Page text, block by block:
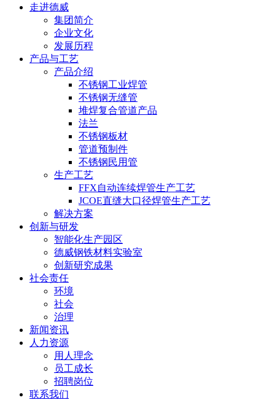
走进德威
集团简介
企业文化
发展历程
产品与工艺
产品介绍
不锈钢工业焊管
不锈钢无缝管
堆焊复合管道产品
法兰
不锈钢板材
管道预制件
不锈钢民用管
生产工艺
FFX自动连续焊管生产工艺
JCOE直缝大口径焊管生产工艺
解决方案
创新与研发
智能化生产园区
德威钢铁材料实验室
创新研究成果
社会责任
环境
社会
治理
新闻资讯
人力资源
用人理念
员工成长
招聘岗位
联系我们